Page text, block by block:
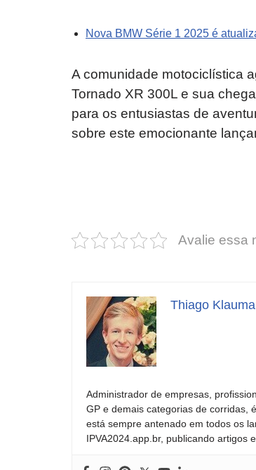
Nova BMW Série 1 2025 é
A comunidade motociclística
Tornado XR 300L e sua
para os entusiastas de
sobre este emocionante
2025!
de
Avalie essa
Thiago
Administrador de empresas,
GP e demais categorias de corridas,
está sempre antenado em todos os
IPVA2024.app.br, publicando artigos